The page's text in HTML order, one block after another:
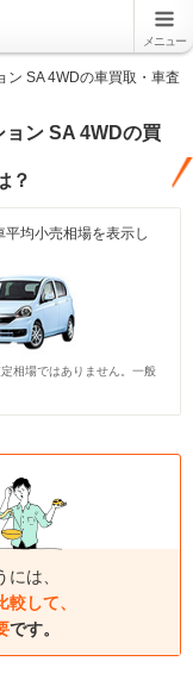
メニュー
ン SA 4WDの車買取・車査
ョン SA 4WDの買
？
均小売相場を表示し
相場ではありません。一般
は、
して、
です。